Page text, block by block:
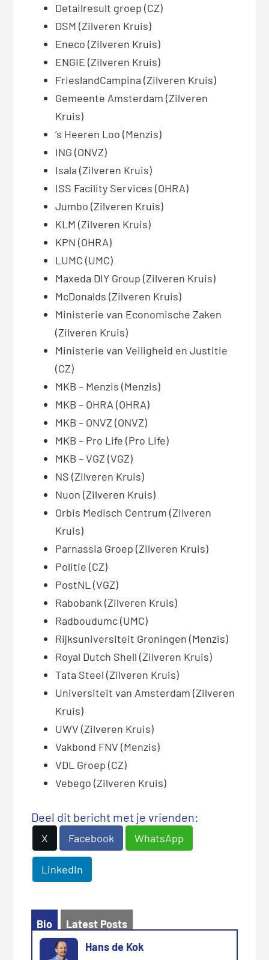
Detailresult groep (CZ)
DSM (Zilveren Kruis)
Eneco (Zilveren Kruis)
ENGIE (Zilveren Kruis)
FrieslandCampina (Zilveren Kruis)
Gemeente Amsterdam (Zilveren
Kruis)
’s Heeren Loo (Menzis)
ING (ONVZ)
Isala (Zilveren Kruis)
ISS Facility Services (OHRA)
Jumbo (Zilveren Kruis)
KLM (Zilveren Kruis)
KPN (OHRA)
LUMC (UMC)
Maxeda DIY Group (Zilveren Kruis)
McDonalds (Zilveren Kruis)
Ministerie van Economische Zaken
(Zilveren Kruis)
Ministerie van Veiligheid en Justitie
(CZ)
MKB – Menzis (Menzis)
MKB – OHRA (OHRA)
MKB – ONVZ (ONVZ)
MKB – Pro Life (Pro Life)
MKB – VGZ (VGZ)
NS (Zilveren Kruis)
Nuon (Zilveren Kruis)
Orbis Medisch Centrum (Zilveren
Kruis)
Parnassia Groep (Zilveren Kruis)
Politie (CZ)
PostNL (VGZ)
Rabobank (Zilveren Kruis)
Radboudumc (UMC)
Rijksuniversiteit Groningen (Menzis)
Royal Dutch Shell (Zilveren Kruis)
Tata Steel (Zilveren Kruis)
Universiteit van Amsterdam (Zilveren
Kruis)
UWV (Zilveren Kruis)
Vakbond FNV (Menzis)
VDL Groep (CZ)
Vebego (Zilveren Kruis)
Deel dit bericht met je vrienden:
X Facebook WhatsApp
LinkedIn
Bio
Latest Posts
Hans de Kok